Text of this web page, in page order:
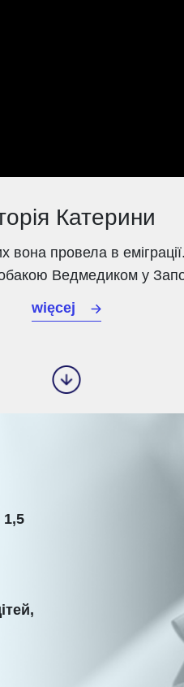
Катерини
вона провела в
Ведмедиком у
więcej
1,5